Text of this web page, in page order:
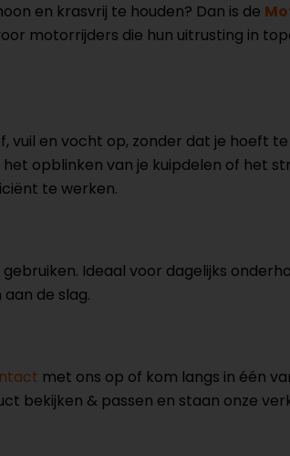
en krasvrij te houden? Dan is de
motorrijders die hun uitrusting in
en vocht op, zonder dat je hoeft
opblinken van je kuipdelen of het
te werken.
Ideaal voor dagelijks
de slag.
met ons op of kom langs in één
bekijken & passen en staan onze